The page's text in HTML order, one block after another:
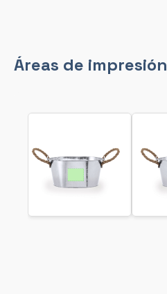
Áreas de impresión